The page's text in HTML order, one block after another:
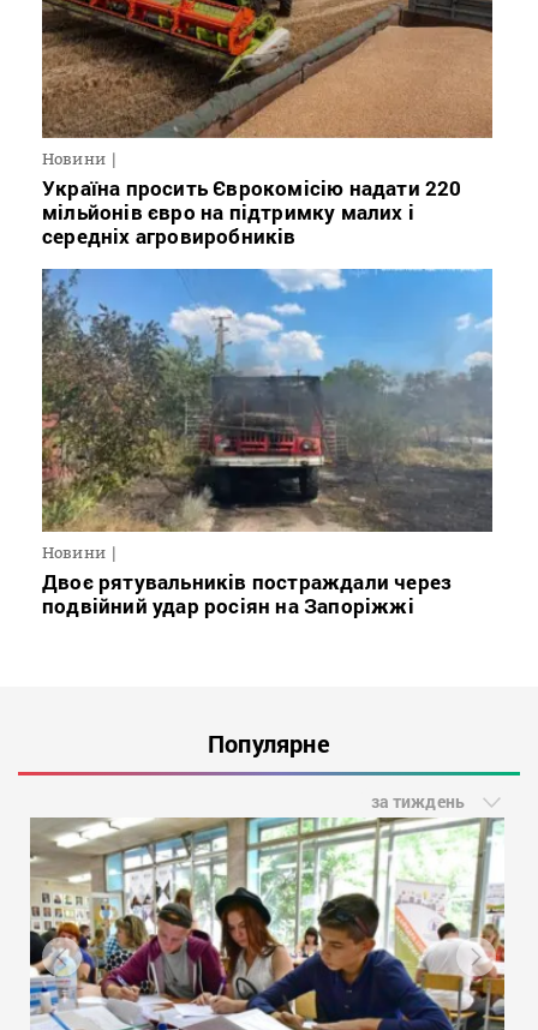
Новини
Україна просить Єврокомісію надати 220
мільйонів євро на підтримку малих і
середніх агровиробників
Новини
Двоє рятувальників постраждали через
подвійний удар росіян на Запоріжжі
Популярне
за тиждень